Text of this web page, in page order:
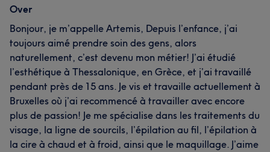
Over
Bonjour, je m’appelle Artemis, Depuis l’enfance, j’ai
toujours aimé prendre soin des gens, alors
naturellement, c’est devenu mon métier! J’ai étudié
l’esthétique à Thessalonique, en Grèce, et j’ai travaillé
pendant près de 15 ans. Je vis et travaille actuellement à
Bruxelles où j’ai recommencé à travailler avec encore
plus de passion! Je me spécialise dans les traitements du
visage, la ligne de sourcils, l’épilation au fil, l’épilation à
la cire à chaud et à froid, ainsi que le maquillage. J’aime